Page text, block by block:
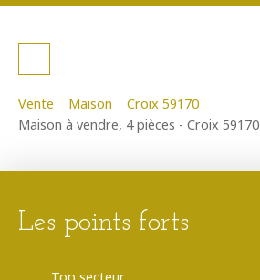
Vente Maison
Croix 59170
Maison à vendre, 4 pièces - Croix 59170
Les points forts